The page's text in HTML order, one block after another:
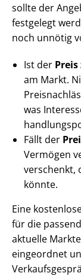
sollte der
festgelegt
noch unnötig
Ist der
am Markt.
was
Fällt der
Vermögen
verschenkt,
könnte.
Eine
für die
aktuelle
eingeordnet